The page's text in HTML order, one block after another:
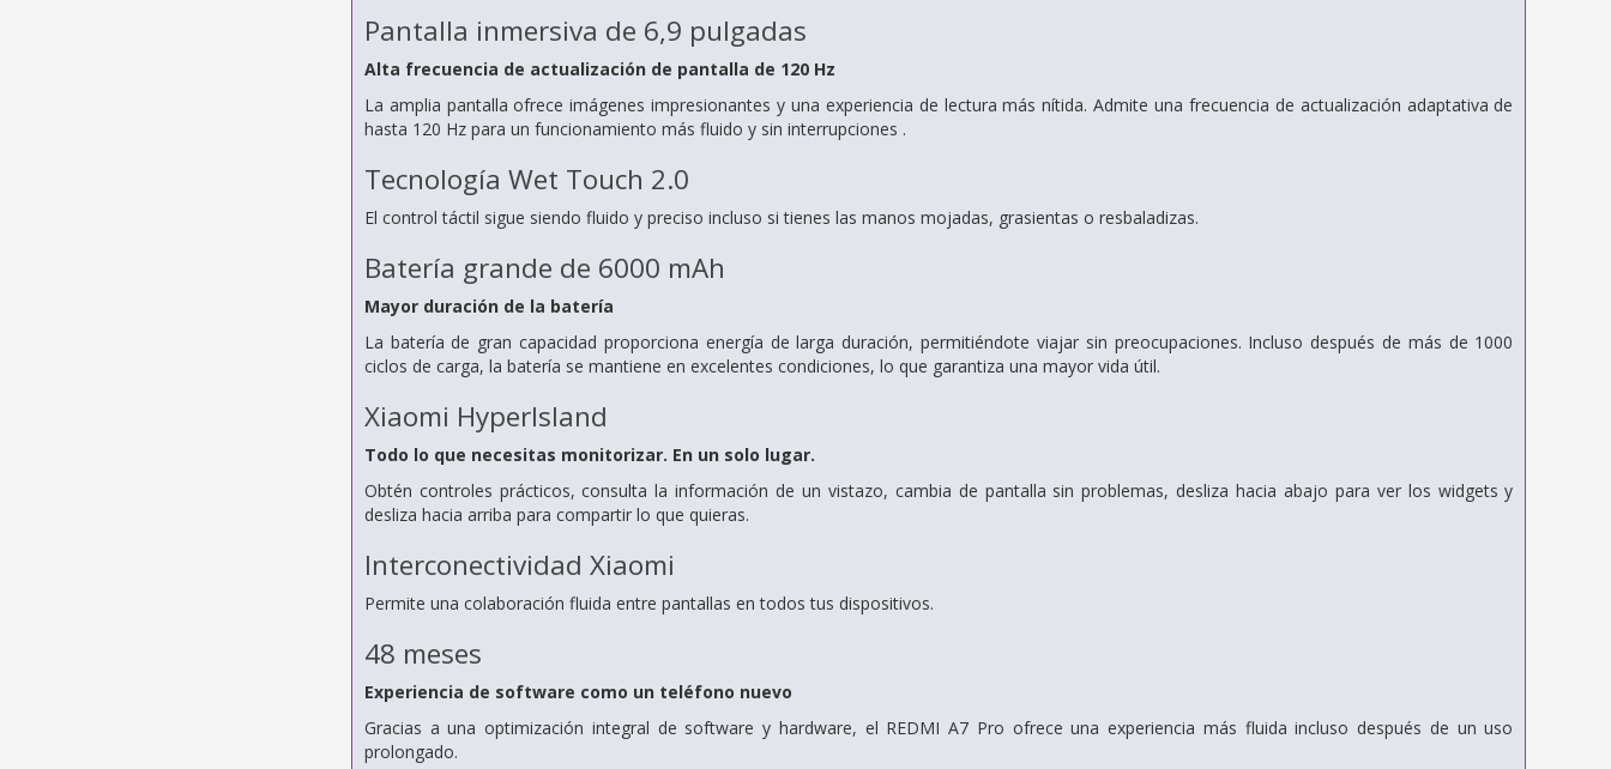
Pantalla inmersiva de 6,9 ​​pulgadas
Alta frecuencia de actualización de pantalla de 120 Hz
La amplia pantalla ofrece imágenes impresionantes y una experiencia de lectura más nítida. Admite una frecuencia de actualización adaptativa de
hasta 120 Hz para un funcionamiento más fluido y sin interrupciones .
Tecnología Wet Touch 2.0
El control táctil sigue siendo fluido y preciso incluso si tienes las manos mojadas, grasientas o resbaladizas.
Batería grande de 6000 mAh
Mayor duración de la batería
La batería de gran capacidad proporciona energía de larga duración, permitiéndote viajar sin preocupaciones. Incluso después de más de 1000
ciclos de carga, la batería se mantiene en excelentes condiciones, lo que garantiza una mayor vida útil.
Xiaomi HyperIsland
Todo lo que necesitas monitorizar. En un solo lugar.
Obtén controles prácticos, consulta la información de un vistazo, cambia de pantalla sin problemas, desliza hacia abajo para ver los widgets y
desliza hacia arriba para compartir lo que quieras.
Interconectividad Xiaomi
Permite una colaboración fluida entre pantallas en todos tus dispositivos.
48 meses
Experiencia de software como un teléfono nuevo
Gracias a una optimización integral de software y hardware, el REDMI A7 Pro ofrece una experiencia más fluida incluso después de un uso
prolongado.